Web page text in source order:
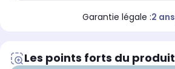
Garantie légale :2 ans
Les points forts du produit